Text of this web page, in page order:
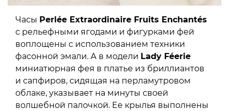
Часы Perlée Extraordinaire Fruits Enchantés
с рельефными ягодами и фигурками фей
воплощены с использованием техники
фасонной эмали. А в модели Lady Féerie
миниатюрная фея в платье из бриллиантов
и сапфиров, сидящая на перламутровом
облаке, указывает на минуты своей
волшебной палочкой. Ее крылья выполнены